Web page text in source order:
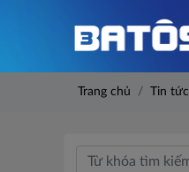
Trang chủ Tin tức